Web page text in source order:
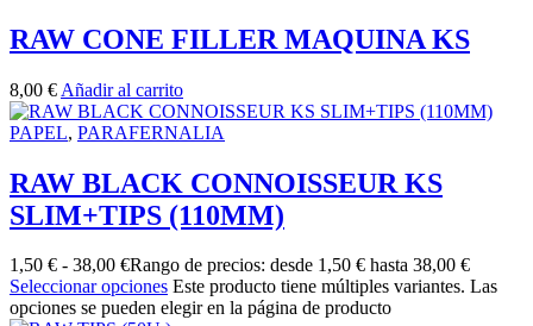
RAW CONE FILLER MAQUINA KS
8,00 € Añadir al carrito
PAPEL, PARAFERNALIA
RAW BLACK CONNOISSEUR KS
SLIM+TIPS (110MM)
1,50 € - 38,00 €Rango de precios: desde 1,50 € hasta 38,00 €
Seleccionar opciones Este producto tiene múltiples variantes. Las
opciones se pueden elegir en la página de producto